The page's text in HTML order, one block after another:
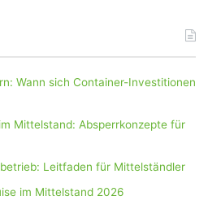
Wann sich Container-Investitionen
Mittelstand: Absperrkonzepte für
Leitfaden für Mittelständler
im Mittelstand 2026